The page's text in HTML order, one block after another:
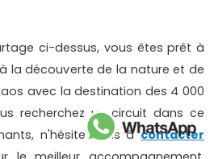
ci-dessus, vous êtes prêt à
la découverte de la nature et de
avec la destination des 4 000
recherchez un circuit dans ce
n'hésitez pas àcontacter